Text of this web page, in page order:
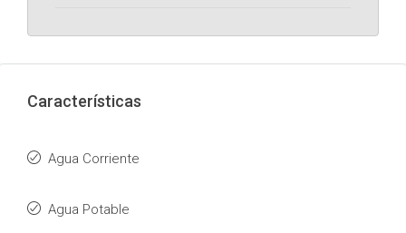
Características
Agua Corriente
Agua Potable